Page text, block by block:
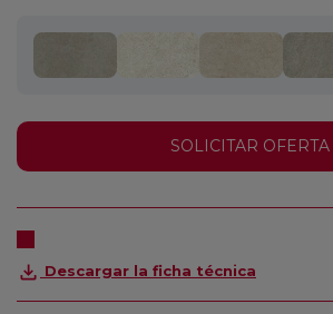
SOLICITAR OFERTA
Descargar la ficha técnica